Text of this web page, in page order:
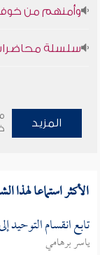
وأمنهم من خوف
سلسلة محاضرات
المزيد
الأكثر استماعا لهذا
تابع انقسام التوحيد
ياسر برهامي